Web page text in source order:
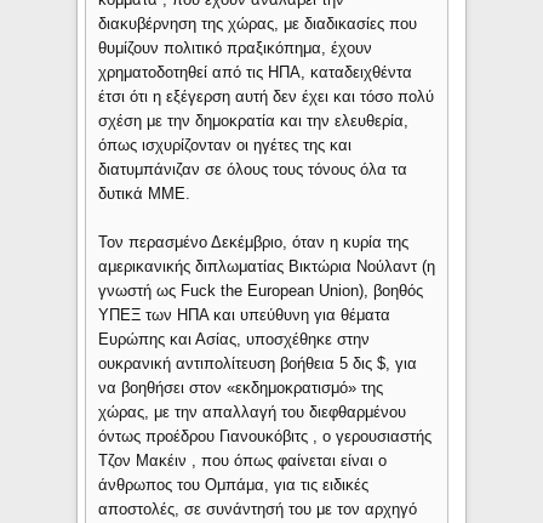
διακυβέρνηση της χώρας, με διαδικασίες που
θυμίζουν πολιτικό πραξικόπημα, έχουν
χρηματοδοτηθεί από τις ΗΠΑ, καταδειχθέντα
έτσι ότι η εξέγερση αυτή δεν έχει και τόσο πολύ
σχέση με την δημοκρατία και την ελευθερία,
όπως ισχυρίζονταν οι ηγέτες της και
διατυμπάνιζαν σε όλους τους τόνους όλα τα
δυτικά ΜΜΕ.
Τον περασμένο Δεκέμβριο, όταν η κυρία της
αμερικανικής διπλωματίας Βικτώρια Νούλαντ (η
γνωστή ως Fuck the European Union), βοηθός
ΥΠΕΞ των ΗΠΑ και υπεύθυνη για θέματα
Ευρώπης και Ασίας, υποσχέθηκε στην
ουκρανική αντιπολίτευση βοήθεια 5 δις $, για
να βοηθήσει στον «εκδημοκρατισμό» της
χώρας, με την απαλλαγή του διεφθαρμένου
όντως προέδρου Γιανουκόβιτς , ο γερουσιαστής
Τζον Μακέιν , που όπως φαίνεται είναι ο
άνθρωπος του Ομπάμα, για τις ειδικές
αποστολές, σε συνάντησή του με τον αρχηγό